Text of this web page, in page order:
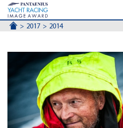
ACCUEIL2017 2014